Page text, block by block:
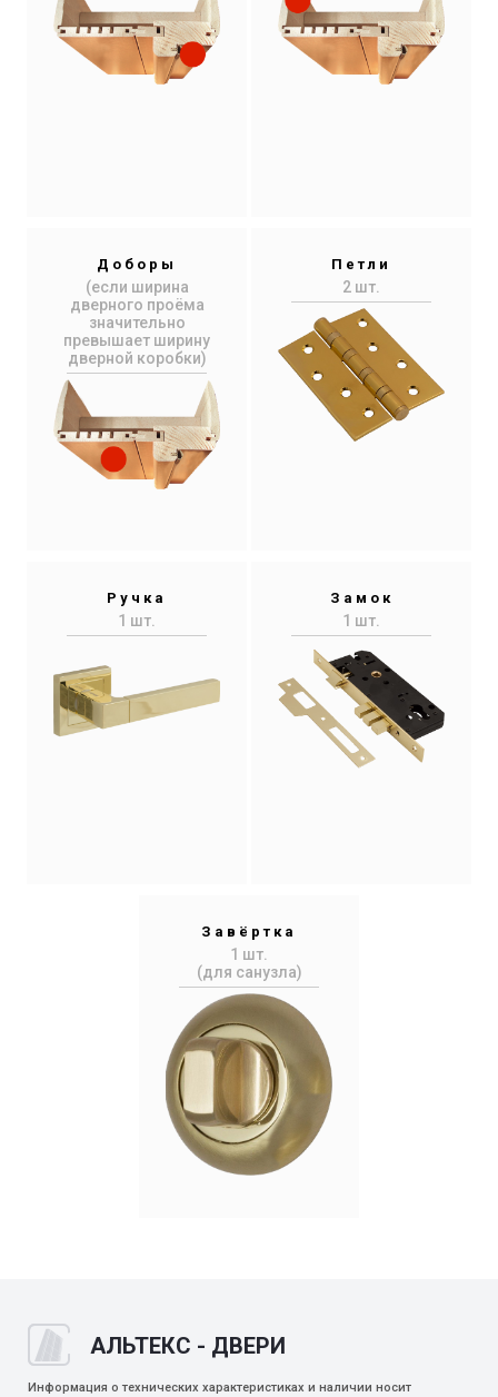
Доборы
(если ширина
дверного проёма
значительно
превышает ширину
дверной коробки)
Петли
2 шт.
Ручка
1 шт.
Замок
1 шт.
Завёртка
1 шт.
(для санузла)
АЛЬТЕКС - ДВЕРИ
Информация о технических характеристиках и наличии носит